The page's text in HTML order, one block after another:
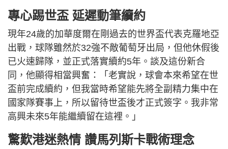
專心踢世盃 延遲動筆續約
現年24歲的加華度爾在剛過去的世界盃代表克羅地亞
出戰，球隊雖然於32強不敵葡萄牙出局，但他休假後
已火速歸隊，並正式落實續約5年。談及這份新合
同，他顯得相當興奮：「老實說，球會本來希望在世
盃前完成續約，但我當時希望能先將全副精力集中在
國家隊賽事上，所以留待世盃後才正式簽字。我非常
高興未來5年能繼續留在這裡。」
驚歎港迷熱情 讚馬列斯卡戰術理念